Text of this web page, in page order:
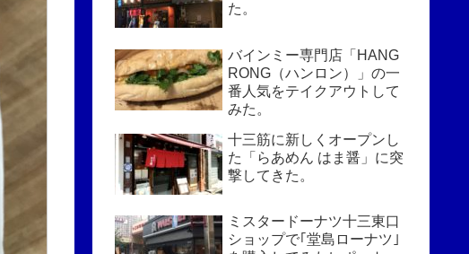
た。
バインミー専門店「HANG
RONG（ハンロン）」の一
番人気をテイクアウトして
みた。
十三筋に新しくオープンし
た「らあめん はま醤」に突
撃してきた。
ミスタードーナツ十三東口
ショップで｢堂島ローナツ｣